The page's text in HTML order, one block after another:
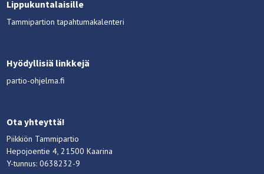
Lippukuntalaisille
Tammipartion tapahtumakalenteri
Hyödyllisiä linkkejä
partio-ohjelma.fi
Ota yhteyttä!
Piikkiön Tammipartio
Hepojoentie 4, 21500 Kaarina
Y-tunnus: 0638232-9